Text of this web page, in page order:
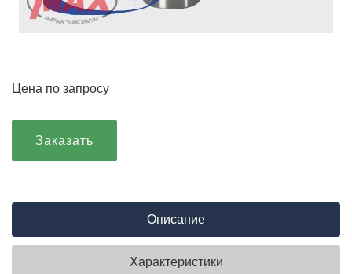
Цена по запросу
Заказать
Описание
Характеристики